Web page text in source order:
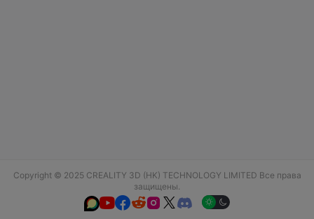
Copyright © 2025 CREALITY 3D (HK) TECHNOLOGY LIMITED Все права
защищены.
  